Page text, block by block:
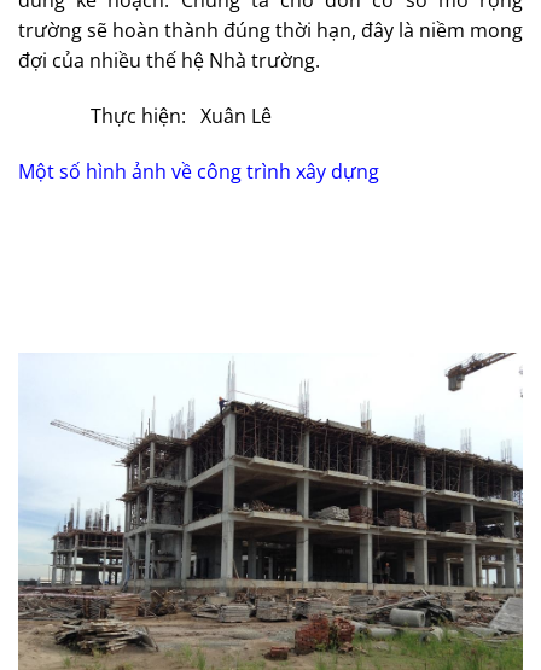
trường sẽ hoàn thành đúng thời hạn, đây là niềm mong
đợi của nhiều thế hệ Nhà trường.
Thực hiện: Xuân Lê
Một số hình ảnh về công trình xây dựng